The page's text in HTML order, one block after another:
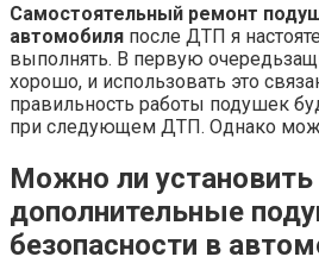
Самостоятельный ремонт
автомобиля после ДТП я
выполнять. В первую
хорошо, и использовать это
правильность работы подушек
при следующем ДТП. Однако
Можно ли установить
дополнительные
безопасности в